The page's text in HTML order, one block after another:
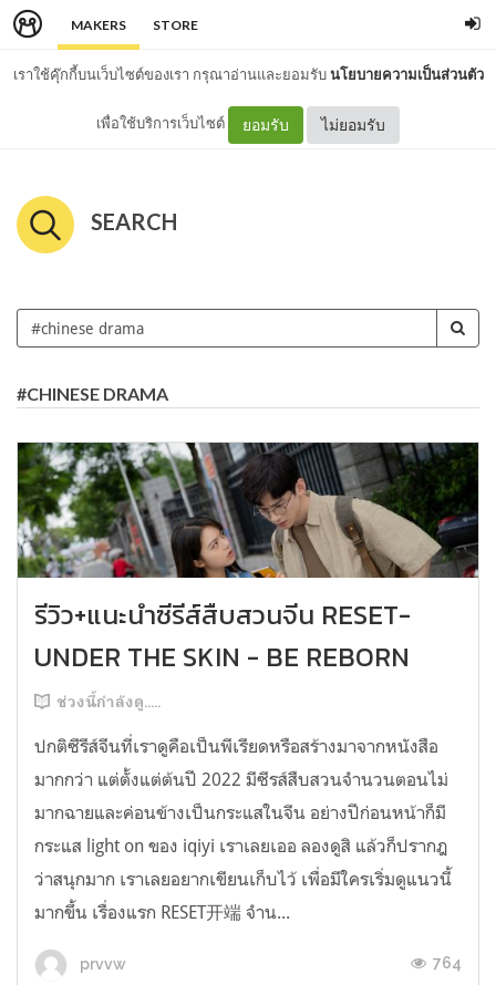
MAKERS STORE
เราใช้คุ๊กกี้บนเว็บไซต์ของเรา กรุณาอ่านและยอมรับนโยบายความเป็นส่วนตัว
เพื่อใช้บริการเว็บไซต์ ยอมรับ ไม่ยอมรับ
SEARCH
#CHINESE DRAMA
รีวิว+แนะนำซีรีส์สืบสวนจีน RESET-
UNDER THE SKIN - BE REBORN
ช่วงนี้กำลังดู.....
ปกติซีรีส์จีนที่เราดูคือเป็นพีเรียดหรือสร้างมาจากหนังสือ
มากกว่า แต่ตั้งแต่ต้นปี 2022 มีซีรส์สืบสวนจำนวนตอนไม่
มากฉายและค่อนข้างเป็นกระแสในจีน อย่างปีก่อนหน้าก็มี
กระแส light on ของ iqiyi เราเลยเออ ลองดูสิ แล้วก็ปรากฎ
ว่าสนุกมาก เราเลยอยากเขียนเก็บไว้ เพื่อมีใครเริ่มดูแนวนี้
มากขึ้น เรื่องแรก RESET开端 จำน...
prvvw 764